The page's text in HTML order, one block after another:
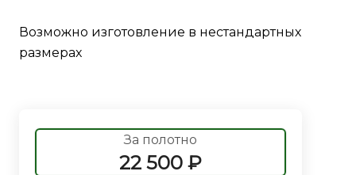
Возможно изготовление в нестандартных
размерах
За полотно
22 500 ₽